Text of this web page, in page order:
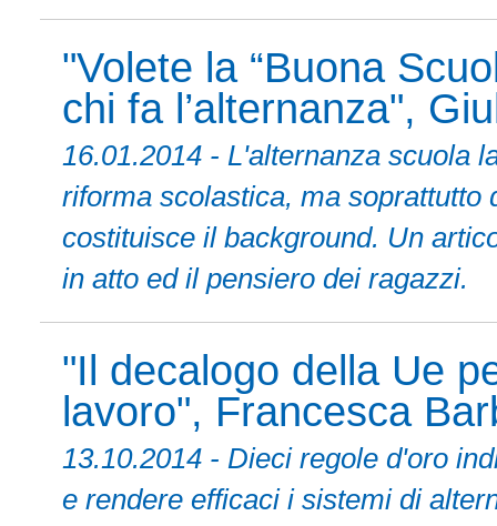
"Volete la “Buona
chi fa l’alternanza",
16.01.2014 - L'alternanza scuola
riforma scolastica, ma soprattutto
costituisce il background. Un
in atto ed il pensiero dei ragazzi.
"Il decalogo della Ue
lavoro", Francesca
13.10.2014 - Dieci regole d'oro
e rendere efficaci i sistemi di